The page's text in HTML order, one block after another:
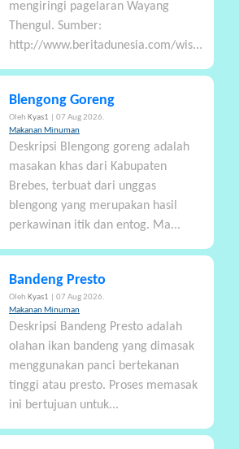
mengiringi pagelaran Wayang
Thengul. Sumber:
http://www.beritadunesia.com/wis...
Blengong Goreng
Oleh Kyas1
| 07 Aug 2026.
Makanan Minuman
Deskripsi Blengong goreng adalah
masakan khas dari Kabupaten
Brebes, terbuat dari unggas
blengong yang merupakan hasil
perkawinan itik dan entog. Ma...
Bandeng Presto
Oleh Kyas1
| 07 Aug 2026.
Makanan Minuman
Deskripsi Bandeng Presto adalah
olahan ikan bandeng yang dimasak
menggunakan panci bertekanan
tinggi atau presto. Proses memasak
ini bertujuan untuk...